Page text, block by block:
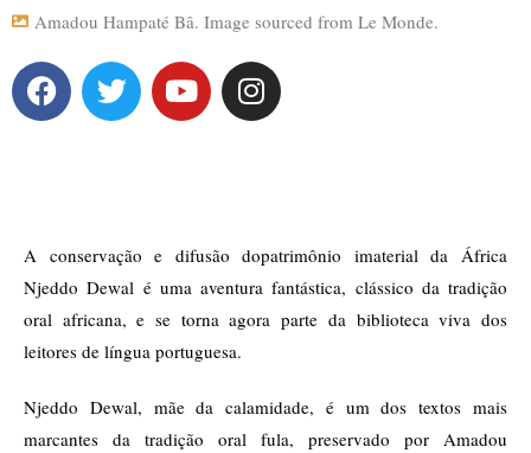
Amadou Hampaté Bâ. Image sourced from Le Monde.
A conservação e difusão dopatrimônio imaterial da África
Njeddo Dewal é uma aventura fantástica, clássico da tradição
oral africana, e se torna agora parte da biblioteca viva dos
leitores de língua portuguesa.
Njeddo Dewal, mãe da calamidade, é um dos textos mais
marcantes da tradição oral fula, preservado por Amadou